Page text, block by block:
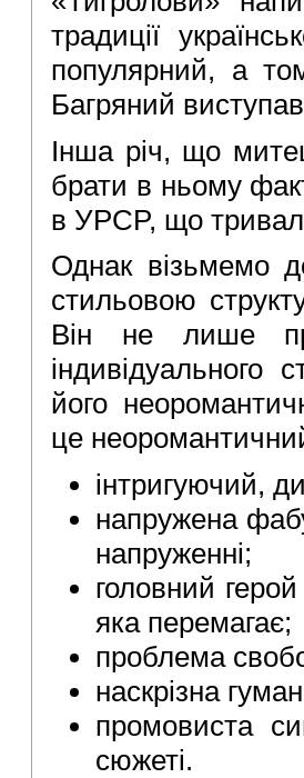
традиції
популярний, а
Багряний
Інша річ, що
брати в ньому
в УPCP, що
Однак візьмемо
стильовою
Він не лише
його
це
інтригуючий,
напружена
напруженні;
головний
яка перемагає;
проблема
наскрізна
промовиста
сюжеті.